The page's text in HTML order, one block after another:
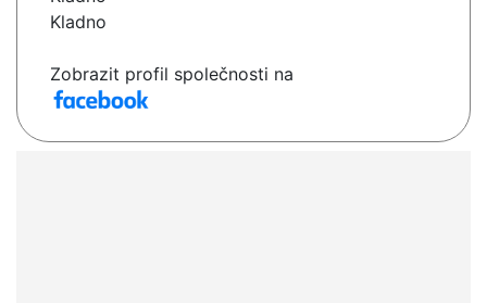
Kladno
Zobrazit profil společnosti na